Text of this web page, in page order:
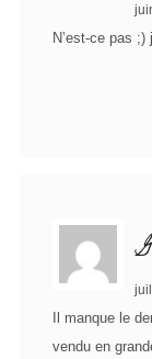
N’est-ce pas ;)
Il manque le
vendu en